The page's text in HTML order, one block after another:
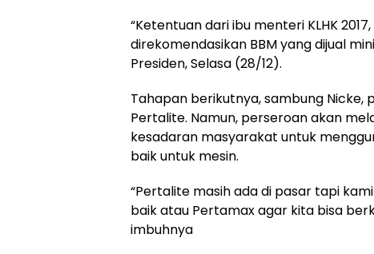
“Ketentuan dari ibu menteri KLHK
direkomendasikan BBM yang dijual
Presiden, Selasa (28/12).
Tahapan berikutnya, sambung
Pertalite. Namun, perseroan akan
kesadaran masyarakat untuk
baik untuk mesin.
“Pertalite masih ada di pasar tapi
baik atau Pertamax agar kita bisa
imbuhnya